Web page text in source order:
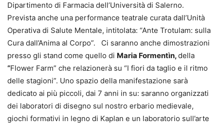
Dipartimento di Farmacia dell’Università di Salerno.
Prevista anche una performance teatrale curata dall’Unità
Operativa di Salute Mentale, intitolata: “Ante Trotulam: sulla
Cura dall’Anima al Corpo”. Ci saranno anche dimostrazioni
presso gli stand come quello di Maria Formentìn,della
“Flower Farm” che relazionerà su “I fiori da taglio e il ritmo
delle stagioni”. Uno spazio della manifestazione sarà
dedicato ai più piccoli, dai 7 anni in su: saranno organizzati
dei laboratori di disegno sul nostro erbario medievale,
giochi formativi in legno di Kaplan e un laboratorio sull’arte